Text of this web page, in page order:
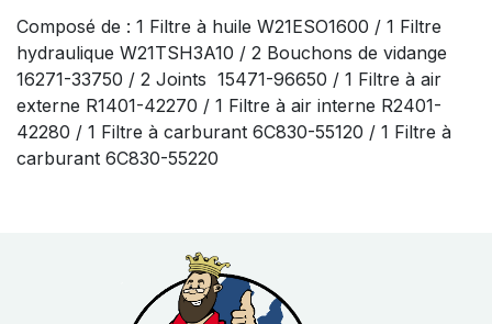
Composé de : 1 Filtre à huile W21ESO1600 / 1 Filtre
hydraulique W21TSH3A10 / 2 Bouchons de vidange
16271-33750 / 2 Joints 15471-96650 / 1 Filtre à air
externe R1401-42270 / 1 Filtre à air interne R2401-
42280 / 1 Filtre à carburant 6C830-55120 / 1 Filtre à
carburant 6C830-55220